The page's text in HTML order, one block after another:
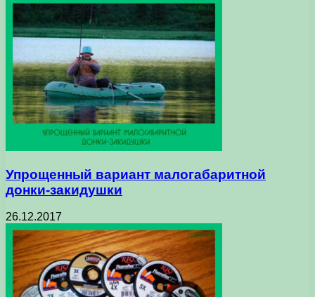
Упрощенный вариант малогабаритной
донки-закидушки
26.12.2017